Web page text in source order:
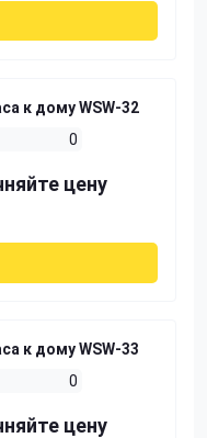
к дому WSW-32
0
цену
к дому WSW-33
0
цену